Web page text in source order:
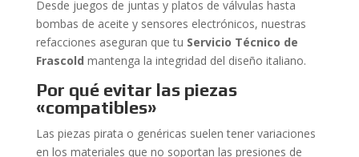
Desde juegos de juntas y platos de válvulas hasta
bombas de aceite y sensores electrónicos, nuestras
refacciones aseguran que tu Servicio Técnico de
Frascold mantenga la integridad del diseño italiano.
Por qué evitar las piezas
«compatibles»
Las piezas pirata o genéricas suelen tener variaciones
en los materiales que no soportan las presiones de